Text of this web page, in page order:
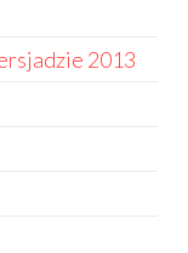
2013